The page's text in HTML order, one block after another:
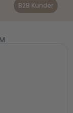
B2B Kunder